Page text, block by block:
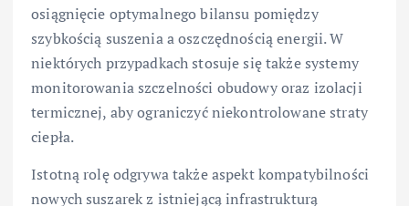
osiągnięcie optymalnego bilansu pomiędzy
szybkością suszenia a oszczędnością energii. W
niektórych przypadkach stosuje się także systemy
monitorowania szczelności obudowy oraz izolacji
termicznej, aby ograniczyć niekontrolowane straty
ciepła.
Istotną rolę odgrywa także aspekt kompatybilności
nowych suszarek z istniejącą infrastrukturą